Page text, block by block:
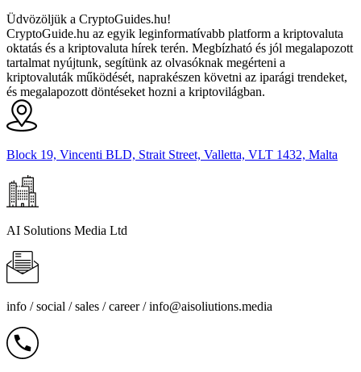
Üdvözöljük a CryptoGuides.hu!
CryptoGuide.hu az egyik leginformatívabb platform a kriptovaluta
oktatás és a kriptovaluta hírek terén. Megbízható és jól megalapozott
tartalmat nyújtunk, segítünk az olvasóknak megérteni a
kriptovaluták működését, naprakészen követni az iparági trendeket,
és megalapozott döntéseket hozni a kriptovilágban.
Block 19, Vincenti BLD, Strait Street, Valletta, VLT 1432, Malta
AI Solutions Media Ltd
info / social / sales / career /info@aisoliutions.media